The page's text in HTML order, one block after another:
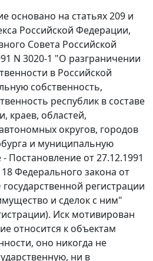
основано на статьях 209 и
Российской Федерации,
Совета Российской
N 3020-1 "О разграничении
в Российской
собственность,
республик в составе
краев, областей,
округов, городов
и муниципальную
Постановление от 27.12.1991
18Федерального закона от
регистрации
и сделок с ним"
Иск мотивирован
относится к объектам
оно никогда не
ни в